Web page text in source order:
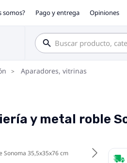
somos? Pago y entrega Opiniones
Aparadores, vitrinas
y metal roble